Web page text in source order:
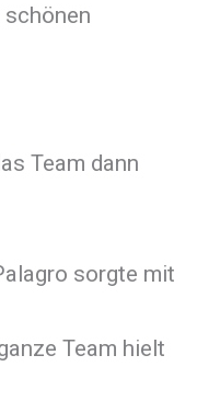
Team dann
sorgte mit
Team hielt